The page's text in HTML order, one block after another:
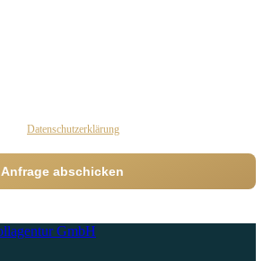
Datenschutzerklärung
Anfrage abschicken